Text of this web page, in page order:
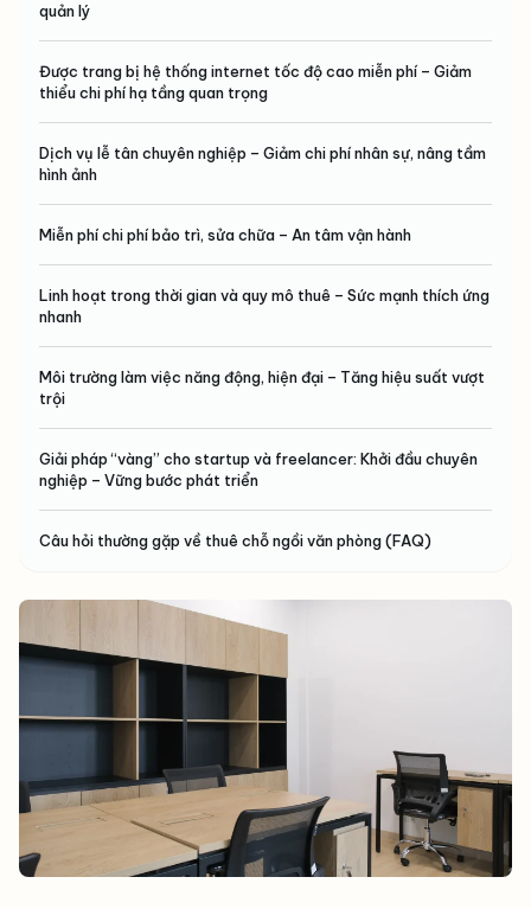
quản lý
Được trang bị hệ thống internet tốc độ cao miễn phí – Giảm
thiểu chi phí hạ tầng quan trọng
Dịch vụ lễ tân chuyên nghiệp – Giảm chi phí nhân sự, nâng tầm
hình ảnh
Miễn phí chi phí bảo trì, sửa chữa – An tâm vận hành
Linh hoạt trong thời gian và quy mô thuê – Sức mạnh thích ứng
nhanh
Môi trường làm việc năng động, hiện đại – Tăng hiệu suất vượt
trội
Giải pháp “vàng” cho startup và freelancer: Khởi đầu chuyên
nghiệp – Vững bước phát triển
Câu hỏi thường gặp về thuê chỗ ngồi văn phòng (FAQ)